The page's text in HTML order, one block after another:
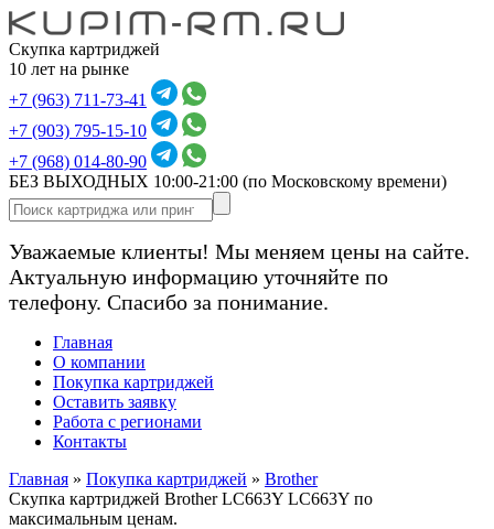
Скупка картриджей
10 лет на рынке
+7 (963) 711-73-41
+7 (903) 795-15-10
+7 (968) 014-80-90
БЕЗ ВЫХОДНЫХ 10:00-21:00 (по Московскому времени)
Уважаемые клиенты! Мы меняем цены на сайте.
Актуальную информацию уточняйте по
телефону. Спасибо за понимание.
Главная
О компании
Покупка картриджей
Оставить заявку
Работа с регионами
Контакты
Главная » Покупка картриджей » Brother
Скупка картриджей Brother LC663Y LC663Y по
максимальным ценам.